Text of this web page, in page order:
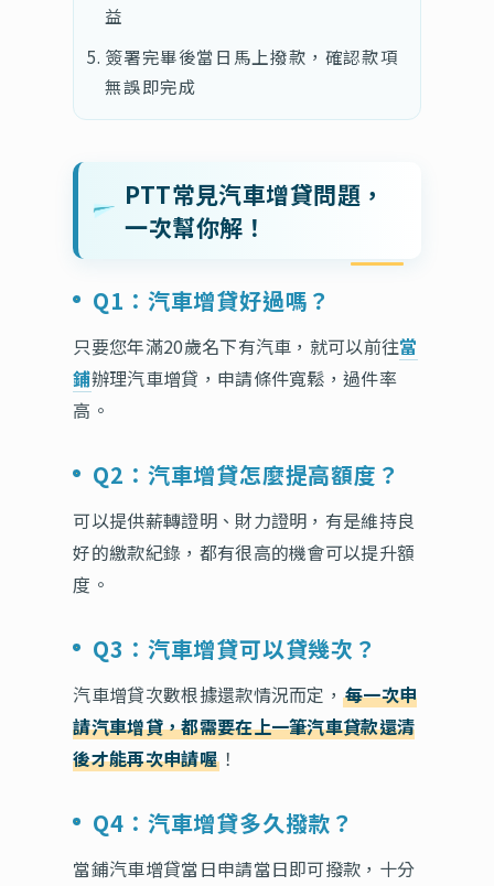
益
簽署完畢後當日馬上撥款，確認款項
無誤即完成
PTT常見汽車增貸問題，
一次幫你解！
Q1：汽車增貸好過嗎？
只要您年滿20歲名下有汽車，就可以前往當
鋪辦理汽車增貸，申請條件寬鬆，過件率
高。
Q2：汽車增貸怎麼提高額度？
可以提供薪轉證明、財力證明，有是維持良
好的繳款紀錄，都有很高的機會可以提升額
度。
Q3：汽車增貸可以貸幾次？
汽車增貸次數根據還款情況而定，每一次申
請汽車增貸，都需要在上一筆汽車貸款還清
後才能再次申請喔！
Q4：汽車增貸多久撥款？
當鋪汽車增貸當日申請當日即可撥款，十分